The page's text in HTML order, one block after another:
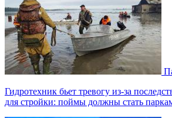
Гидротехник бьет тревогу из-за
для стройки: поймы должны стать